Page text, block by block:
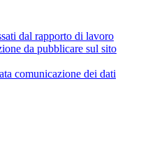
dal rapporto di lavoro
da pubblicare sul sito
comunicazione dei dati